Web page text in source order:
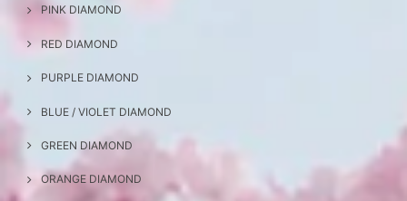
PINK DIAMOND
RED DIAMOND
PURPLE DIAMOND
BLUE / VIOLET DIAMOND
GREEN DIAMOND
ORANGE DIAMOND